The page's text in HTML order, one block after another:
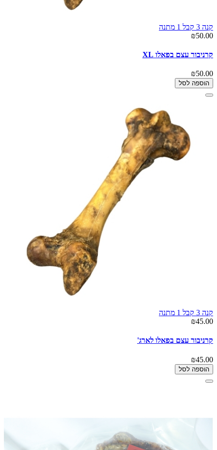
קנה 3 קבל 1 מתנה
₪50.00
קרניבור עצם בפאלו XL
₪50.00
הוספה לסל
קנה 3 קבל 1 מתנה
₪45.00
קרניבור עצם בפאלו לארג'
₪45.00
הוספה לסל